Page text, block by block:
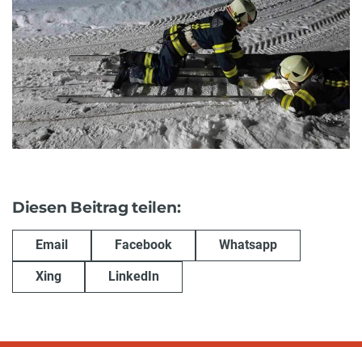
Diesen Beitrag teilen:
Email Facebook Whatsapp
Xing LinkedIn